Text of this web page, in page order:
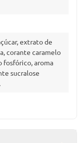
extrato de
corante caramelo
fosfórico, aroma
sucralose